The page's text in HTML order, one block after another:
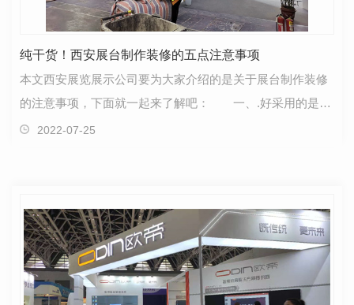
纯干货！西安展台制作装修的五点注意事项
本文西安展览展示公司要为大家介绍的是关于展台制作装修
的注意事项，下面就一起来了解吧： 一、.好采用的是立
体布置，而非平面布置;使用照明、形状、色彩等手法…
2022-07-25